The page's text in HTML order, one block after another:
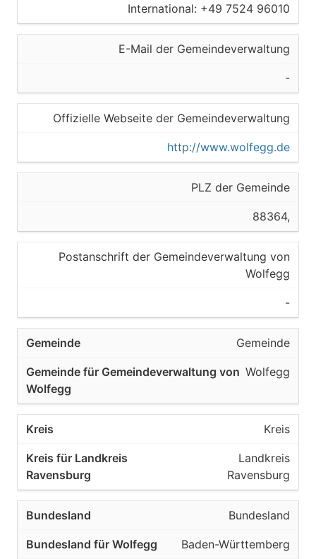
International: +49 7524 96010
E-Mail der Gemeindeverwaltung
-
Offizielle Webseite der Gemeindeverwaltung
http://www.wolfegg.de
PLZ der Gemeinde
88364,
Postanschrift der Gemeindeverwaltung von
Wolfegg
-
Gemeinde
Wolfegg
Kreis
Landkreis
Ravensburg
Bundesland
Baden-Württemberg